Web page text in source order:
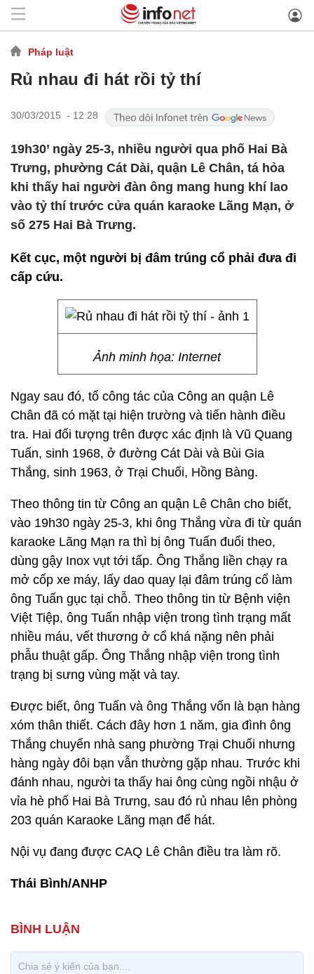
Pháp luật
Rủ nhau đi hát rồi tỷ thí
30/03/2015 - 12:28
19h30’ ngày 25-3, nhiều người qua phố Hai Bà
Trưng, phường Cát Dài, quận Lê Chân, tá hỏa
khi thấy hai người đàn ông mang hung khí lao
vào tỷ thí trước cửa quán karaoke Lãng Mạn, ở
số 275 Hai Bà Trưng.
Kết cục, một người bị đâm trúng cổ phải đưa đi
cấp cứu.
Ảnh minh họa: Internet
Ngay sau đó, tổ công tác của Công an quận Lê
Chân đã có mặt tại hiện trường và tiến hành điều
tra. Hai đối tượng trên được xác định là Vũ Quang
Tuấn, sinh 1968, ở đường Cát Dài và Bùi Gia
Thắng, sinh 1963, ở Trại Chuối, Hồng Bàng.
Theo thông tin từ Công an quận Lê Chân cho biết,
vào 19h30 ngày 25-3, khi ông Thắng vừa đi từ quán
karaoke Lãng Mạn ra thì bị ông Tuấn đuổi theo,
dùng gậy Inox vụt tới tấp. Ông Thắng liền chạy ra
mở cốp xe máy, lấy dao quay lại đâm trúng cổ làm
ông Tuấn gục tại chỗ. Theo thông tin từ Bệnh viện
Việt Tiệp, ông Tuấn nhập viện trong tình trạng mất
nhiều máu, vết thương ở cổ khá nặng nên phải
phẫu thuật gấp. Ông Thắng nhập viện trong tình
trạng bị sưng vùng mặt và tay.
Được biết, ông Tuấn và ông Thắng vốn là bạn hàng
xóm thân thiết. Cách đây hơn 1 năm, gia đình ông
Thắng chuyển nhà sang phường Trại Chuối nhưng
hàng ngày đôi bạn vẫn thường gặp nhau. Trước khi
đánh nhau, người ta thấy hai ông cùng ngồi nhậu ở
vỉa hè phố Hai Bà Trưng, sau đó rủ nhau lên phòng
203 quán Karaoke Lãng mạn để hát.
Nội vụ đang được CAQ Lê Chân điều tra làm rõ.
Thái Bình/ANHP